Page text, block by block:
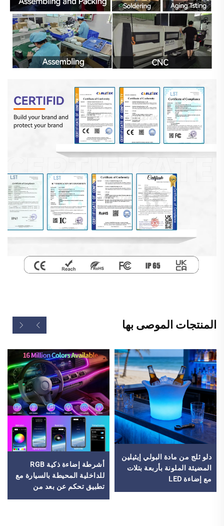
المنتجات الموصى بها
دلو ثلج من مادة البولي إيثيلين
المضيئة الملونة بأربعة بتلات
مع إضاءة LED
أشرطة إضاءة ذكية RGB
للداخلية المحيطة بالسيارة مع
تطبيق تحكم عن بعد من